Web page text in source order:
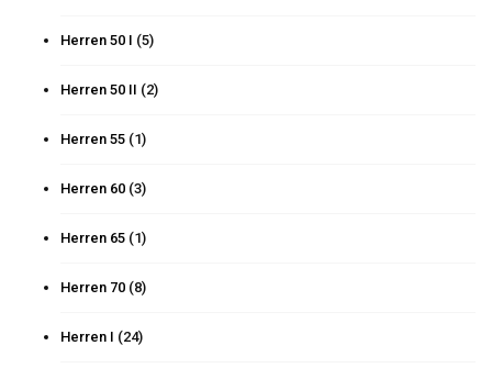
Herren 50 I (5)
Herren 50 II (2)
Herren 55 (1)
Herren 60 (3)
Herren 65 (1)
Herren 70 (8)
Herren I (24)